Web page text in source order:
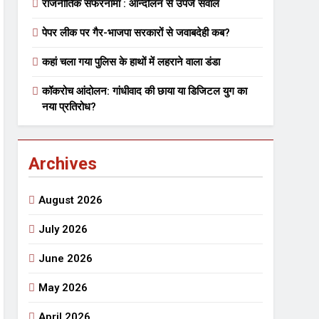
मे तत्पर दानवीर परिवार
हेतु संपर्क करें
3 Years Ago
का भव्य आयोजन
राजनीतिक सफरनामा : आन्दोलन से उपजे सवाल
पेपर लीक पर गैर-भाजपा सरकारों से जवाबदेही कब?
कहां चला गया पुलिस के हाथों में लहराने वाला डंडा
कॉकरोच आंदोलन: गांधीवाद की छाया या डिजिटल युग का
नया प्रतिरोध?
Archives
August 2026
July 2026
June 2026
May 2026